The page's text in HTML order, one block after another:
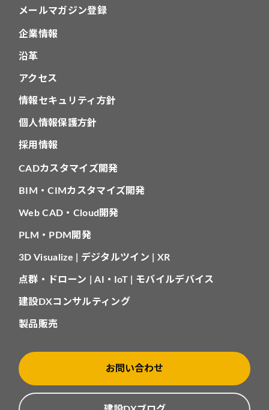
メールマガジン登録
企業情報
沿革
アクセス
情報セキュリティ方針
個人情報保護方針
採用情報
CADカスタマイズ開発
BIM・CIMカスタマイズ開発
Web CAD・Cloud開発
PLM・PDM開発
3D Visualize | デジタルツイン | XR
点群・ドローン | AI・IoT | モバイルデバイス
建設DXコンサルティング
製品販売
お問い合わせ